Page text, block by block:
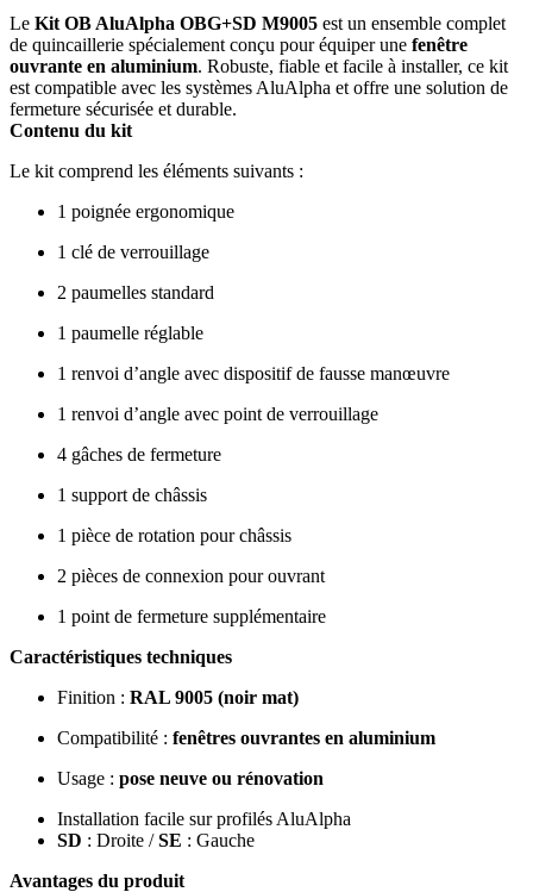
Le Kit OB AluAlpha OBG+SD M9005 est un ensemble complet
de quincaillerie spécialement conçu pour équiper une fenêtre
ouvrante en aluminium. Robuste, fiable et facile à installer, ce kit
est compatible avec les systèmes AluAlpha et offre une solution de
fermeture sécurisée et durable.
Contenu du kit
Le kit comprend les éléments suivants :
1 poignée ergonomique
1 clé de verrouillage
2 paumelles standard
1 paumelle réglable
1 renvoi d’angle avec dispositif de fausse manœuvre
1 renvoi d’angle avec point de verrouillage
4 gâches de fermeture
1 support de châssis
1 pièce de rotation pour châssis
2 pièces de connexion pour ouvrant
1 point de fermeture supplémentaire
Caractéristiques techniques
Finition : RAL 9005 (noir mat)
Compatibilité : fenêtres ouvrantes en aluminium
Usage : pose neuve ou rénovation
Installation facile sur profilés AluAlpha
SD : Droite /SE : Gauche
Avantages du produit